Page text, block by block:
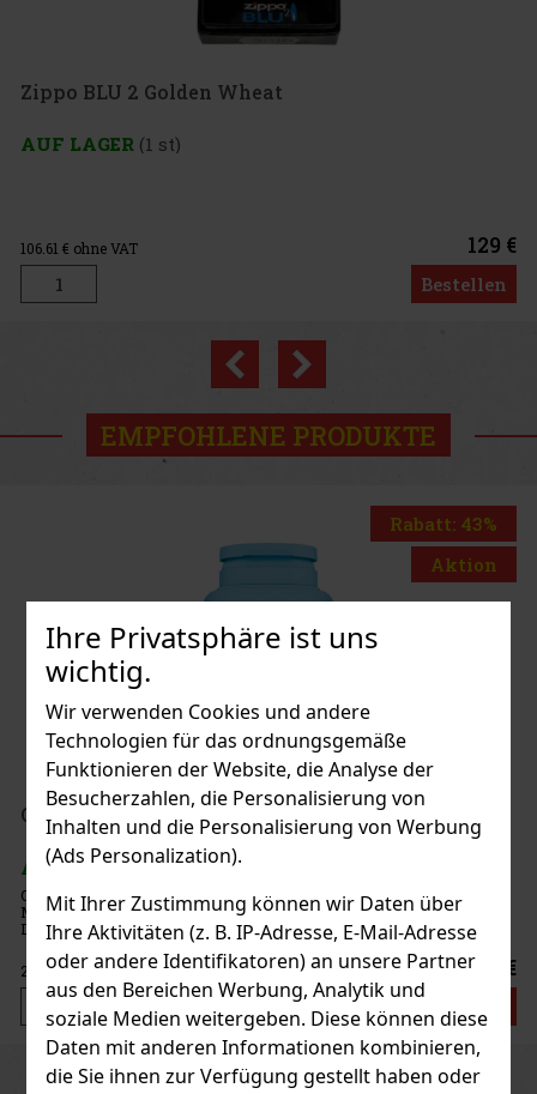
Ihre Privatsphäre ist uns
wichtig.
Wir verwenden Cookies und andere
Technologien für das ordnungsgemäße
Funktionieren der Website, die Analyse der
Besucherzahlen, die Personalisierung von
Inhalten und die Personalisierung von Werbung
(Ads Personalization).
Mit Ihrer Zustimmung können wir Daten über
Ihre Aktivitäten (z. B. IP-Adresse, E-Mail-Adresse
oder andere Identifikatoren) an unsere Partner
aus den Bereichen Werbung, Analytik und
soziale Medien weitergeben. Diese können diese
Daten mit anderen Informationen kombinieren,
die Sie ihnen zur Verfügung gestellt haben oder
Golden Wheat
(1 st)
Fleetwood
(2 st)
199 €
Bestellen
Previous
EMPFOHLENE PRODUKTE
Aktion
Dragees Dose 64 g
(> 5 st)
sind zuckerfreie Dragees mit intensivem
die für lang anhaltende Frische im Mund sorgen.
mit 46 Stück und verschließbarem Deckel
für das Auto, das Büro und unterwegs, sodass Sie
2.29 €
Bestellen
Rabatt: 43%
PreviousNext